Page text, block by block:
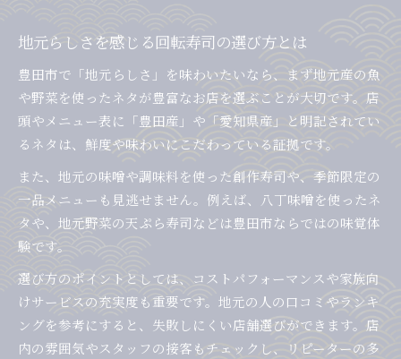
豊田市を彩る回転寿司の魅力的なネタ紹介
豊田市で注目の創作回転寿司ネタ特集
回転寿司で味わえる豊田市のご当地ネタ
地元食材を使った回転寿司ネタの楽しみ方
豊田市回転寿司おすすめネタの選び方ガイド
評判の高い回転寿司ネタを厳選して紹介
マナーも学べる豊田市流回転寿司ガイド
女性が知っておきたい回転寿司マナーポイント
豊田市回転寿司で快適に過ごすための注意点
回転寿司初心者も安心の豊田市マナーガイド
地元らしさを感じる回転寿司の選び方とは
豊田市で「地元らしさ」を味わいたいなら、まず地元産の魚
や野菜を使ったネタが豊富なお店を選ぶことが大切です。店
頭やメニュー表に「豊田産」や「愛知県産」と明記されてい
るネタは、鮮度や味わいにこだわっている証拠です。
また、地元の味噌や調味料を使った創作寿司や、季節限定の
一品メニューも見逃せません。例えば、八丁味噌を使ったネ
タや、地元野菜の天ぷら寿司などは豊田市ならではの味覚体
験です。
選び方のポイントとしては、コストパフォーマンスや家族向
けサービスの充実度も重要です。地元の人の口コミやランキ
ングを参考にすると、失敗しにくい店舗選びができます。店
内の雰囲気やスタッフの接客もチェックし、リピーターの多